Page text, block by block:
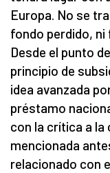
Europa. No se
fondo perdido, ni
Desde el punto
principio de
idea avanzada
préstamo
con la crítica a
mencionada
relacionado con